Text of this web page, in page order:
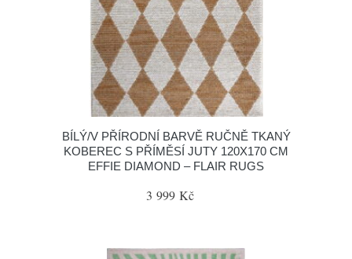
BÍLÝ/V PŘÍRODNÍ BARVĚ RUČNĚ TKANÝ
KOBEREC S PŘÍMĚSÍ JUTY 120X170 CM
EFFIE DIAMOND – FLAIR RUGS
3 999 Kč